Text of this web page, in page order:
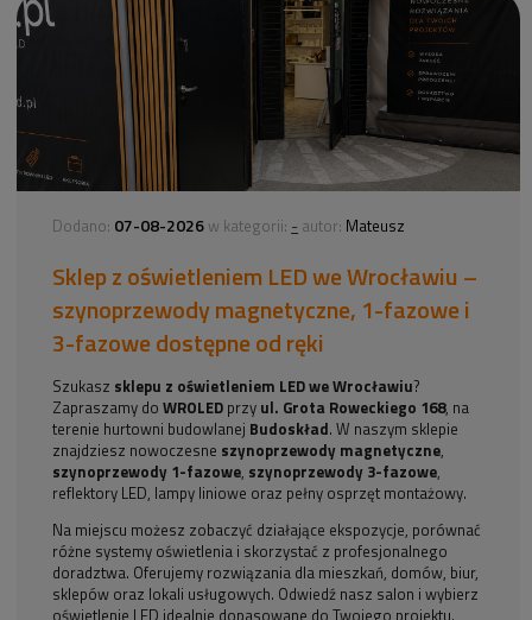
Dodano: 07-08-2026 w kategorii: - autor: Mateusz
Sklep z oświetleniem LED we Wrocławiu –
szynoprzewody magnetyczne, 1-fazowe i
3-fazowe dostępne od ręki
Szukasz sklepu z oświetleniem LED we Wrocławiu?
Zapraszamy doWROLED przy ul. Grota Roweckiego 168, na
terenie hurtowni budowlanej Budoskład. W naszym sklepie
znajdziesz nowoczesne szynoprzewody magnetyczne,
szynoprzewody 1-fazowe, szynoprzewody 3-fazowe,
reflektory LED, lampy liniowe oraz pełny osprzęt montażowy.
Na miejscu możesz zobaczyć działające ekspozycje, porównać
różne systemy oświetlenia i skorzystać z profesjonalnego
doradztwa. Oferujemy rozwiązania dla mieszkań, domów, biur,
sklepów oraz lokali usługowych. Odwiedź nasz salon i wybierz